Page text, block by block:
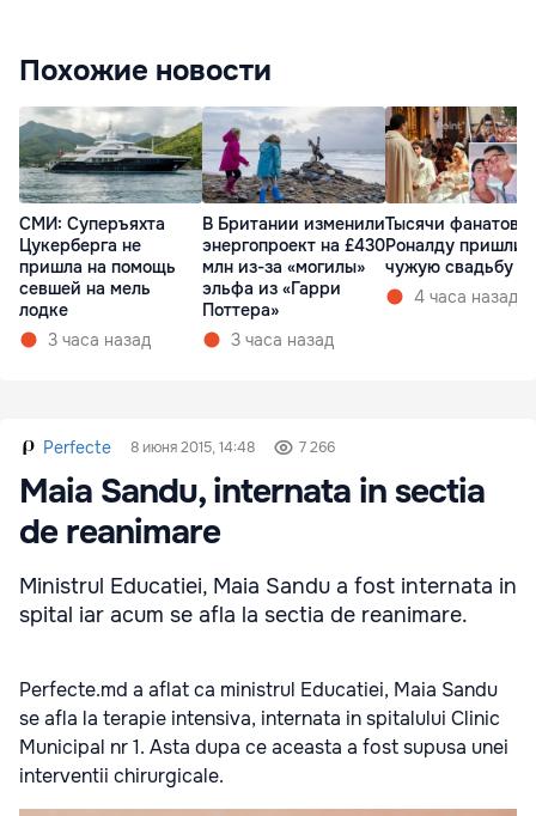
Похожие новости
СМИ: Суперъяхта
Цукерберга не
пришла на помощь
севшей на мель
лодке
3 часа назад
В Британии изменили
энергопроект на £430
млн из-за «могилы»
эльфа из «Гарри
Поттера»
3 часа назад
Тысячи фанатов
Роналду пришли
чужую свадьбу
4 часа назад
Perfecte 8 июня 2015, 14:48 7 266
Maia Sandu, internata in sectia
de reanimare
Ministrul Educatiei, Maia Sandu a fost internata in
spital iar acum se afla la sectia de reanimare.
Perfecte.md a aflat ca ministrul Educatiei, Maia Sandu
se afla la terapie intensiva, internata in spitalului Clinic
Municipal nr 1. Asta dupa ce aceasta a fost supusa unei
interventii chirurgicale.